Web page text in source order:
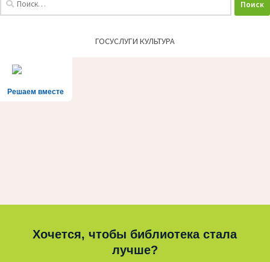
ГОСУСЛУГИ КУЛЬТУРА
Решаем вместе
Хочется, чтобы библиотека стала
лучше?